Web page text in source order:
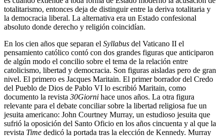
totalitarismo, entonces deja de distinguir entre la deriva totalitaria y
la democracia liberal. La alternativa era un Estado confesional
absoluto donde derecho y religión coincidían.
En los cien años que separan el Syllabus del Vaticano II el
pensamiento católico contó con dos grandes figuras que anticiparon
de algún modo el concilio sobre el tema de la relación entre
catolicismo, libertad y democracia. Son figuras aisladas pero de gran
nivel. El primero es Jacques Maritain. El primer borrador del Credo
del Pueblo de Dios de Pablo VI lo escribió Maritain, como
documento la revista 30Giorni hace unos años. La otra figura
relevante para el debate conciliar sobre la libertad religiosa fue un
jesuita americano: John Courtney Murray, un estudioso jesuita que
sufrió la oposición del Santo Oficio en los años cincuenta y al que la
revista Time dedicó la portada tras la elección de Kennedy. Murray